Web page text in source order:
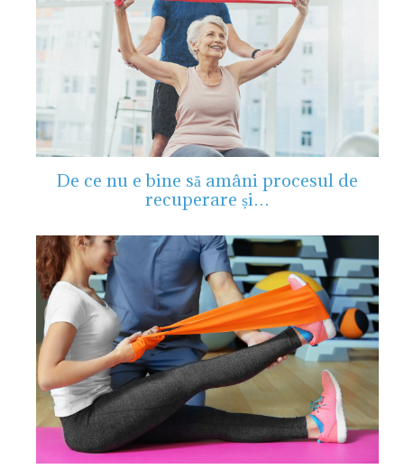
De ce nu e bine să amâni procesul de
recuperare și…